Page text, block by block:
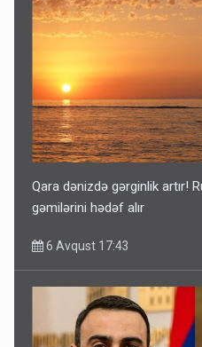
Qara dənizdə gərginlik artır!
gəmilərini hədəf alır
6 Avqust 17:43